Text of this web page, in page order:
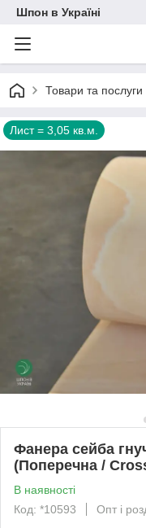
Шпон в Україні
Товари та послуги
Лист = 3,05 кв.м.
Фанера сейба
(Поперечна /
В наявності
Код: *10593
Опт і